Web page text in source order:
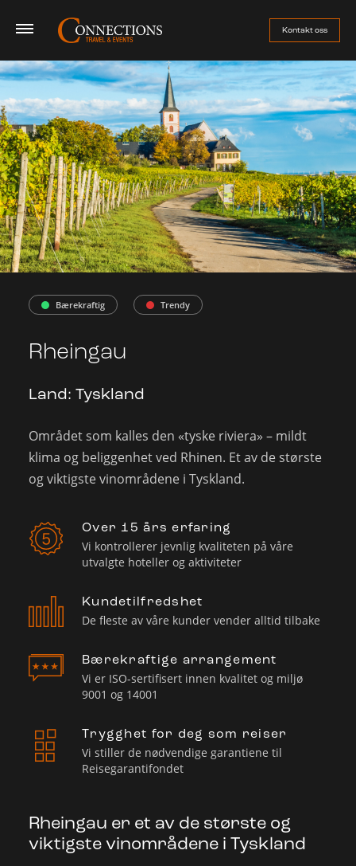
Firmatur
Jobbreise
Event
Sport
Håndball-EM 2026
Kontakt oss
Bærekraftig Trendy
Rheingau
Land: Tyskland
Området som kalles den «tyske riviera» – mildt
klima og beliggenhet ved Rhinen. Et av de største
og viktigste vinområdene i Tyskland.
Over 15 års erfaring
Vi kontrollerer jevnlig kvaliteten på våre
utvalgte hoteller og aktiviteter
Kundetilfredshet
De fleste av våre kunder vender alltid tilbake
Bærekraftige arrangement
Vi er ISO-sertifisert innen kvalitet og miljø
9001 og 14001
Trygghet for deg som reiser
Vi stiller de nødvendige garantiene til
Reisegarantifondet
Rheingau er et av de største og
viktigste vinområdene i Tyskland